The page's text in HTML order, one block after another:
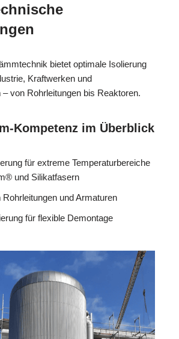
bietet optimale Isolierung
Kraftwerken und
von Rohrleitungen bis Reaktoren.
Kompetenz im Überblick
für extreme Temperaturbereiche
und Silikatfasern
Rohrleitungen und Armaturen
für flexible Demontage